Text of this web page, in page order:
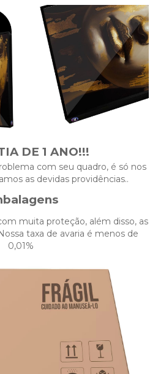
DE 1 ANO!!!
com seu quadro, é só nos
as devidas providências..
muita proteção, além disso, as
taxa de avaria é menos de
0,01%